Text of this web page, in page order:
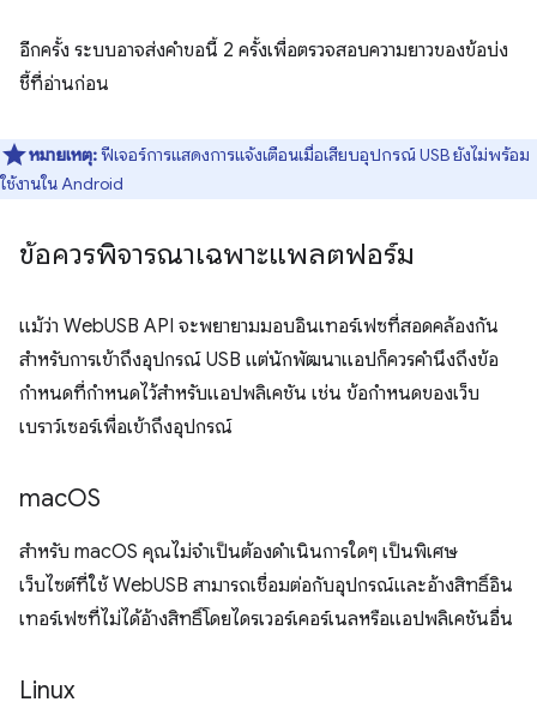
อีกครั้ง ระบบอาจส่งคำขอนี้ 2 ครั้งเพื่อตรวจสอบความยาวของข้อบ่ง
ชี้ที่อ่านก่อน
หมายเหตุ:ฟีเจอร์การแสดงการแจ้งเตือนเมื่อเสียบอุปกรณ์ USB ยังไม่พร้อม
ใช้งานใน Android
ข้อควรพิจารณาเฉพาะแพลตฟอร์ม
แม้ว่า WebUSB API จะพยายามมอบอินเทอร์เฟซที่สอดคล้องกัน
สำหรับการเข้าถึงอุปกรณ์ USB แต่นักพัฒนาแอปก็ควรคำนึงถึงข้อ
กำหนดที่กำหนดไว้สำหรับแอปพลิเคชัน เช่น ข้อกำหนดของเว็บ
เบราว์เซอร์เพื่อเข้าถึงอุปกรณ์
macOS
สำหรับ macOS คุณไม่จำเป็นต้องดำเนินการใดๆ เป็นพิเศษ
เว็บไซต์ที่ใช้ WebUSB สามารถเชื่อมต่อกับอุปกรณ์และอ้างสิทธิ์อิน
เทอร์เฟซที่ไม่ได้อ้างสิทธิ์โดยไดรเวอร์เคอร์เนลหรือแอปพลิเคชันอื่น
Linux